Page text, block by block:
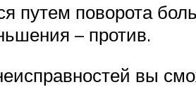
путем поворота
– против.
вы